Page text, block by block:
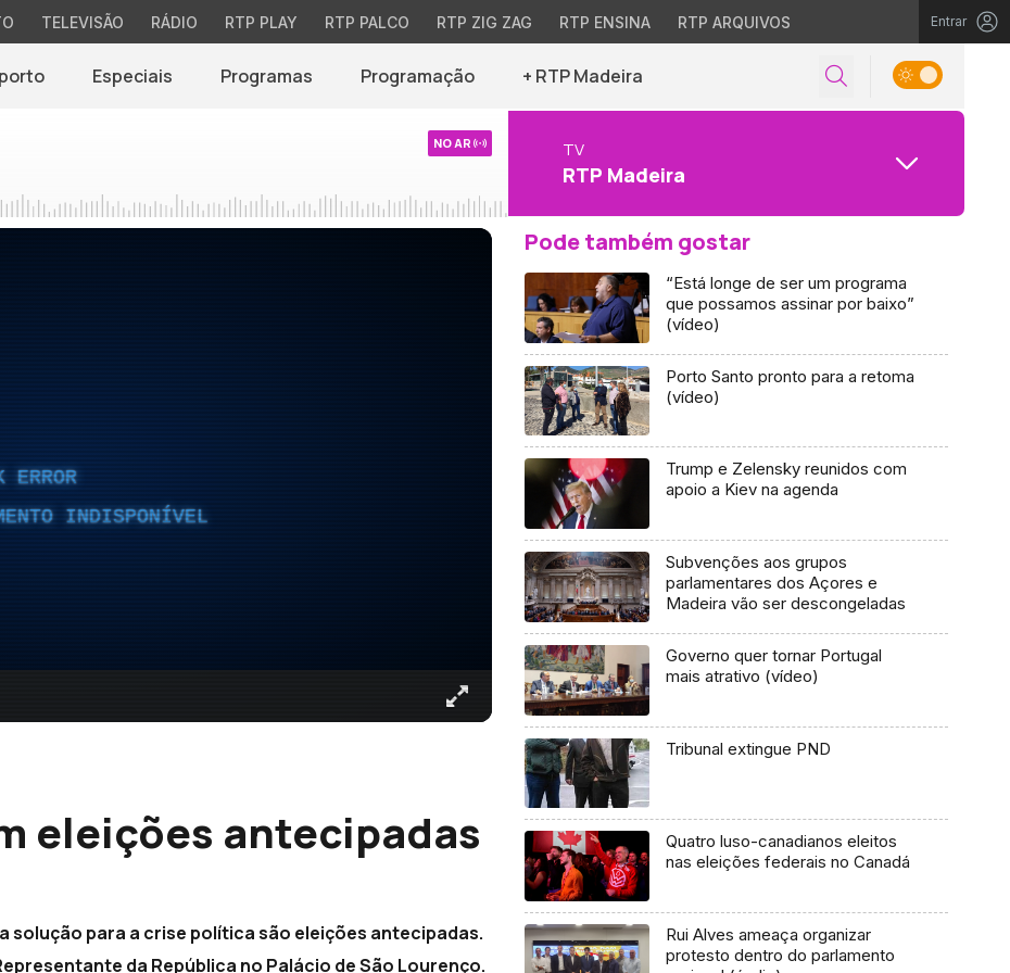
TELEVISÃO RÁDIO RTP PLAY RTP PALCO RTP ZIG ZAG RTP ENSINA RTP ARQUIVOS Entrar
Especiais Programas Programação + RTP Madeira
NO AR TV
RTP Madeira
ERROR
INDISPONÍVEL
eleições antecipadas
solução para a crise política são eleições antecipadas.
da República no Palácio de São Lourenço.
Pode também gostar
“Está longe de ser um programa
que possamos assinar por baixo”
(vídeo)
Porto Santo pronto para a retoma
(vídeo)
Trump e Zelensky reunidos com
apoio a Kiev na agenda
Subvenções aos grupos
parlamentares dos Açores e
Madeira vão ser descongeladas
Governo quer tornar Portugal
mais atrativo (vídeo)
Tribunal extingue PND
Quatro luso-canadianos eleitos
nas eleições federais no Canadá
Rui Alves ameaça organizar
protesto dentro do parlamento